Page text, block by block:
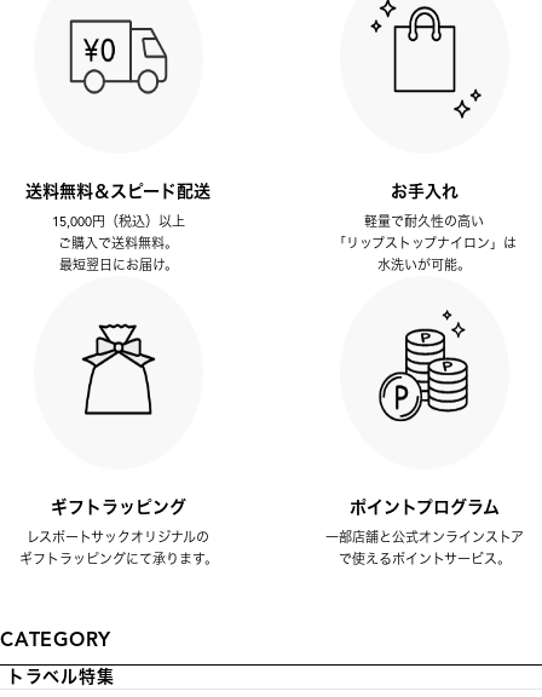
送料無料＆スピード配送
15,000円（税込）以上
ご購入で送料無料。
最短翌日にお届け。
お手入れ
軽量で耐久性の高い
「リップストップナイロン」は
水洗いが可能。
ギフトラッピング
レスポートサックオリジナルの
ギフトラッピングにて承ります。
ポイントプログラム
一部店舗と公式オンラインストア
で使えるポイントサービス。
CATEGORY
トラベル特集